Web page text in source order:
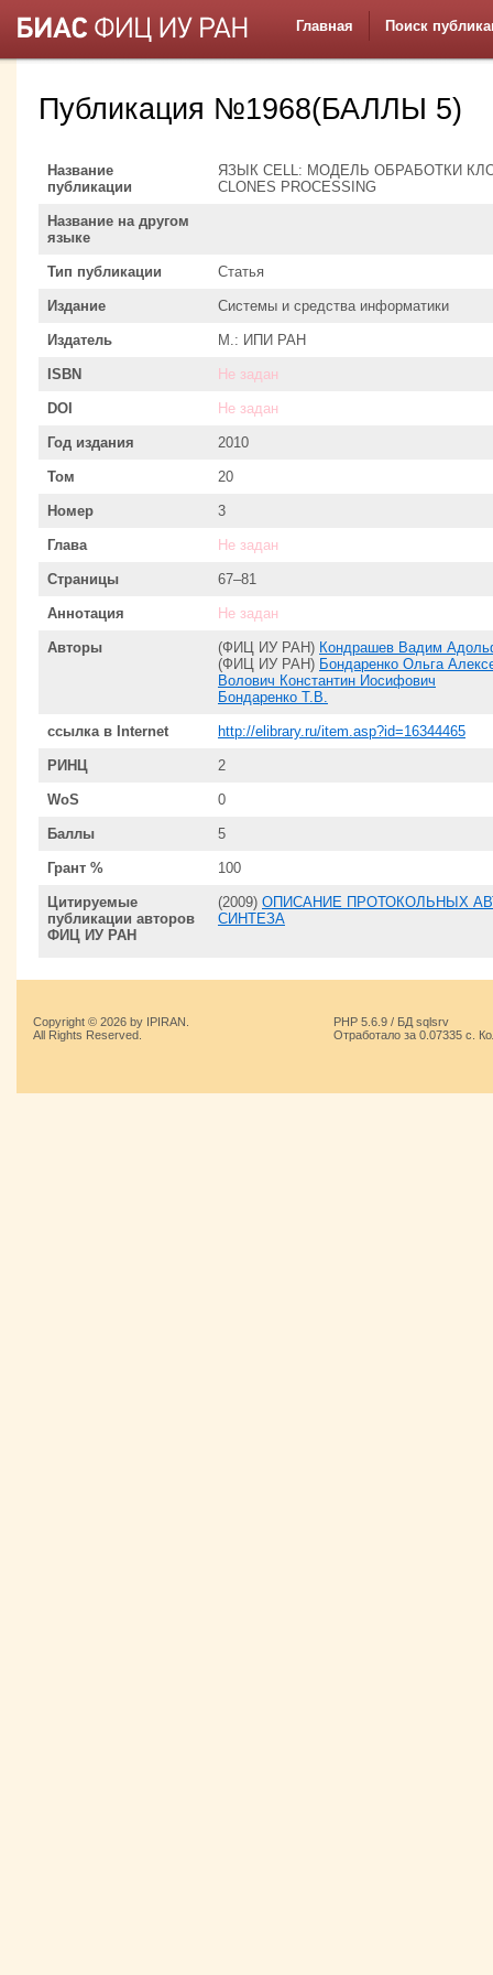
Главная Поиск
Публикация №1968(БАЛЛЫ 5)
Название
публикации
ЯЗЫК CELL: МОДЕЛЬ ОБРАБОТКИ
CLONES PROCESSING
Название на другом
языке
Тип публикации Статья
Издание Системы и средства информатики
Издатель М.: ИПИ РАН
ISBN Не задан
DOI Не задан
Год издания 2010
Том 20
Номер 3
Глава Не задан
Страницы 67–81
Аннотация Не задан
Авторы (ФИЦ ИУ РАН) Кондрашев Вадим
(ФИЦ ИУ РАН) Бондаренко Ольга
Волович Константин Иосифович
Бондаренко Т.В.
ссылка в Internet http://elibrary.ru/item.asp?id=16344465
РИНЦ 2
WoS 0
Баллы 5
Грант % 100
Цитируемые
публикации авторов
ФИЦ ИУ РАН
(2009) ОПИСАНИЕ ПРОТОКОЛЬНЫХ
СИНТЕЗА
Copyright © 2026 by IPIRAN.
All Rights Reserved.
PHP 5.6.9 / БД sqlsrv
Отработало за 0.07335 с.